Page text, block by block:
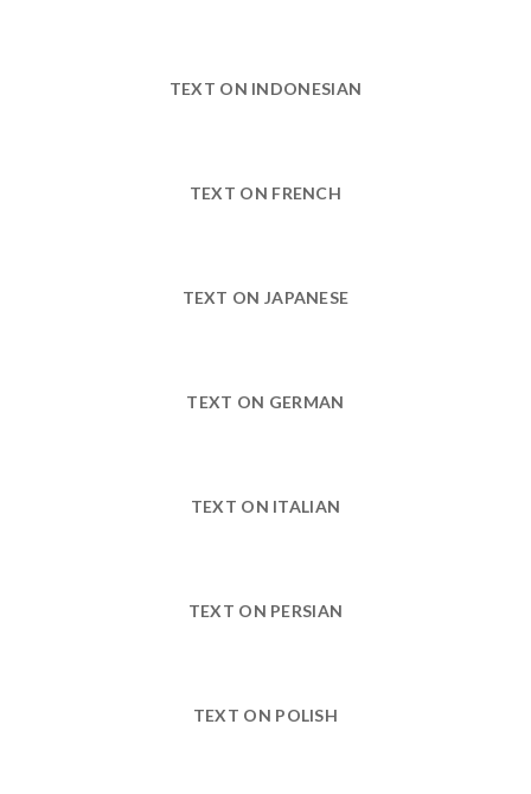
TEXT ON INDONESIAN
TEXT ON FRENCH
TEXT ON JAPANESE
TEXT ON GERMAN
TEXT ON ITALIAN
TEXT ON PERSIAN
TEXT ON POLISH